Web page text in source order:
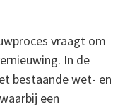
vraagt om
In de
bestaande wet- en
een